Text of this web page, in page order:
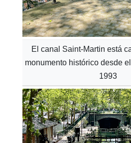
El canal Saint-Martin está
monumento histórico desde
1993